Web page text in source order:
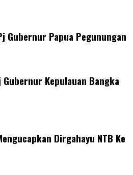
Gubernur Papua Pegunungan
Kepulauan Bangka
Dirgahayu NTB Ke